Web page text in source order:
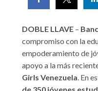
DOBLE LLAVE –
compromiso con la
empoderamiento de
apoyo a la más
Girls Venezuela. En